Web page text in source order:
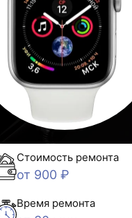
Стоимость ремонта
от 900 ₽
Время ремонта